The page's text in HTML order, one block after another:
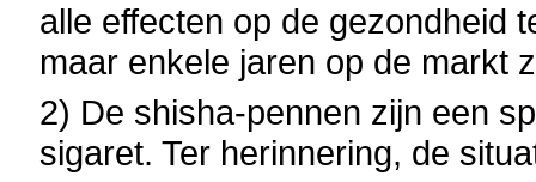
alle effecten op de gezondheid
maar enkele jaren op de markt
2) De shisha-pennen zijn een
sigaret. Ter herinnering, de